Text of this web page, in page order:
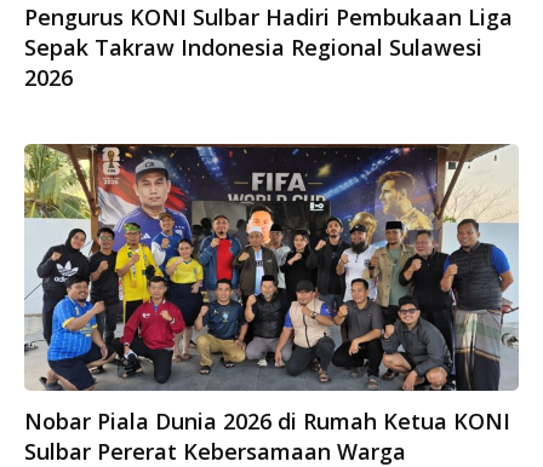
Pengurus KONI Sulbar Hadiri Pembukaan Liga
Sepak Takraw Indonesia Regional Sulawesi
2026
Nobar Piala Dunia 2026 di Rumah Ketua KONI
Sulbar Pererat Kebersamaan Warga